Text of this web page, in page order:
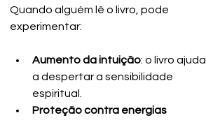
Quando alguém lê o livro, pode
experimentar:
Aumento da intuição: o livro ajuda
a despertar a sensibilidade
espiritual.
Proteção contra energias